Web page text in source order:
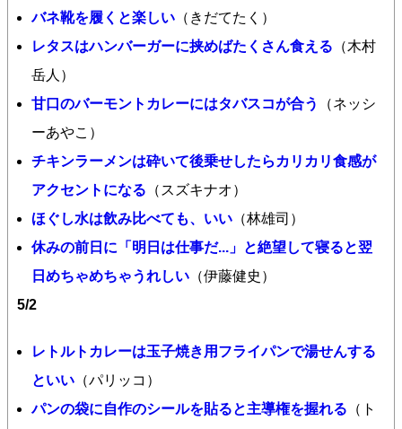
バネ靴を履くと楽しい （きだてたく）
レタスはハンバーガーに挟めばたくさん食える （木村
岳人）
甘口のバーモントカレーにはタバスコが合う
（ネッシ
ーあやこ）
チキンラーメンは砕いて後乗せしたらカリカリ食感が
アクセントになる （スズキナオ）
ほぐし水は飲み比べても、いい （林雄司）
休みの前日に「明日は仕事だ...」と絶望して寝ると翌
日めちゃめちゃうれしい （伊藤健史）
5/2
レトルトカレーは玉子焼き用フライパンで湯せんする
といい （パリッコ）
パンの袋に自作のシールを貼ると主導権を握れる （ト